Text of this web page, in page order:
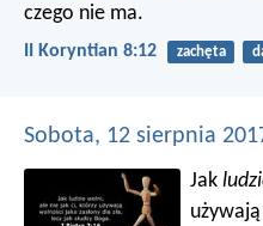
czego nie ma.
II Koryntian 8:12 zachęta
Sobota, 12 sierpnia
Jak